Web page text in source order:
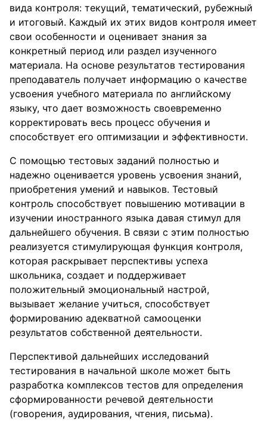
вида контроля: текущий, тематический, рубежный
и итоговый. Каждый их этих видов контроля имеет
свои особенности и оценивает знания за
конкретный период или раздел изученного
материала. На основе результатов тестирования
преподаватель получает информацию о качестве
усвоения учебного материала по английскому
языку, что дает возможность своевременно
корректировать весь процесс обучения и
способствует его оптимизации и эффективности.
С помощью тестовых заданий полностью и
надежно оценивается уровень усвоения знаний,
приобретения умений и навыков. Тестовый
контроль способствует повышению мотивации в
изучении иностранного языка давая стимул для
дальнейшего обучения. В связи с этим полностью
реализуется стимулирующая функция контроля,
которая раскрывает перспективы успеха
школьника, создает и поддерживает
положительный эмоциональный настрой,
вызывает желание учиться, способствует
формированию адекватной самооценки
результатов собственной деятельности.
Перспективой дальнейших исследований
тестирования в начальной школе может быть
разработка комплексов тестов для определения
сформированности речевой деятельности
(говорения, аудирования, чтения, письма).